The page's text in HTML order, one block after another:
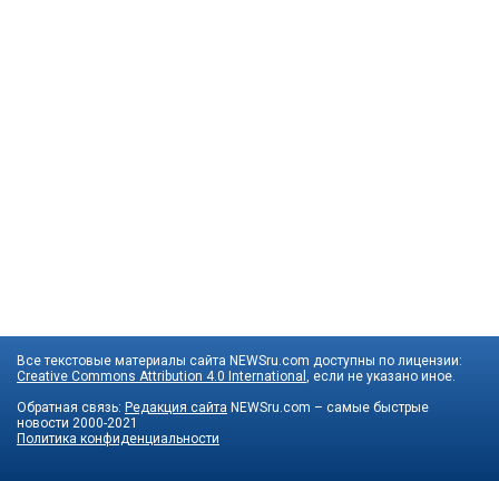
Все текстовые материалы сайта NEWSru.com доступны по лицензии:
Creative Commons Attribution 4.0 International , если не указано иное.
Обратная связь: Редакция сайта NEWSru.com – самые быстрые
новости 2000-2021
Политика конфиденциальности